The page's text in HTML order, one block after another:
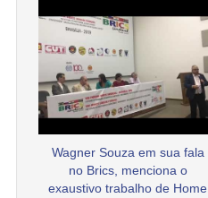
Wagner Souza em sua fala
no Brics, menciona o
exaustivo trabalho de Home